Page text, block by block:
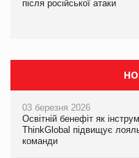
після російської атаки
Сергій Лісунов про
після російської атаки
03 березня 2026
Освітній бенефіт як
ThinkGlobal підвищує
команди